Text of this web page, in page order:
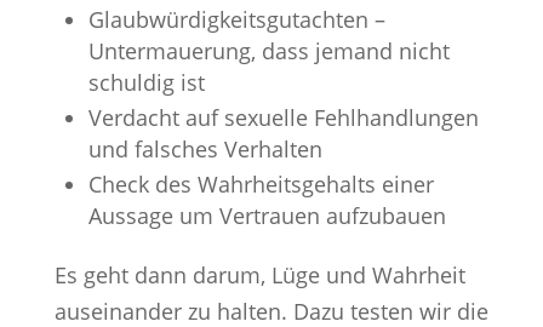
Glaubwürdigkeitsgutachten –
Untermauerung, dass jemand nicht
schuldig ist
Verdacht auf sexuelle Fehlhandlungen
und falsches Verhalten
Check des Wahrheitsgehalts einer
Aussage um Vertrauen aufzubauen
Es geht dann darum, Lüge und Wahrheit
auseinander zu halten. Dazu testen wir die